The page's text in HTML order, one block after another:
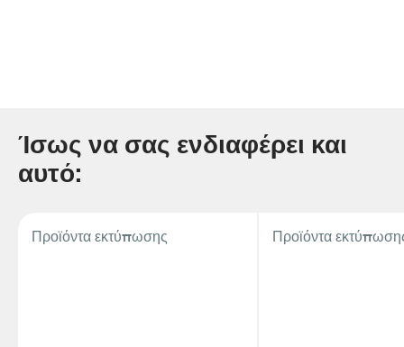
Ίσως να σας ενδιαφέρει και
αυτό:
Προϊόντα εκτύπωσης Προϊόντα